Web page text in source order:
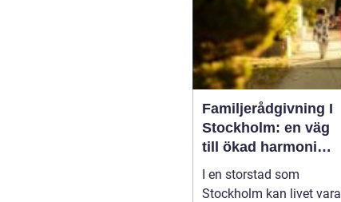
företag förvandlas
restprodukter t...
Familjerådgivning I
Stockholm: en väg
till ökad harmoni
och förståelse
I en storstad som
Stockholm kan livet vara